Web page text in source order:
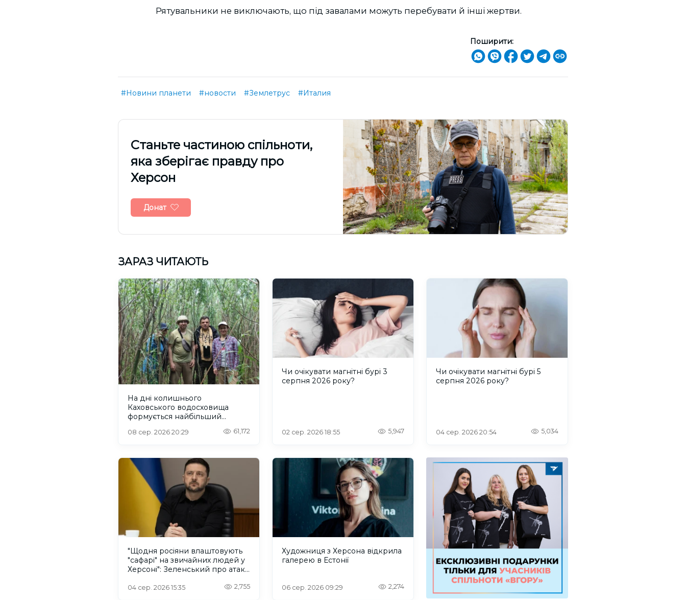
Рятувальники не виключають, що під завалами можуть перебувати й інші жертви.
Поширити:
#Новини планети #новости #Землетрус #Италия
Cтаньте частиною спільноти,
яка зберігає правду про
Херсон
Донат
ЗАРАЗ ЧИТАЮТЬ
На дні колишнього
Каховського водосховища
формується найбільший
08 сер. 2026 20:29 61,172
Чи очікувати магнітні бурі 3
серпня 2026 року?
02 сер. 2026 18:55 5,947
Чи очікувати магнітні бурі 5
серпня 2026 року?
04 сер. 2026 20:54 5,034
"Щодня росіяни влаштовують
"сафарі" на звичайних людей у
Херсоні": Зеленський про атаку
04 сер. 2026 15:35 2,755
Художниця з Херсона відкрила
галерею в Естонії
06 сер. 2026 09:29 2,274